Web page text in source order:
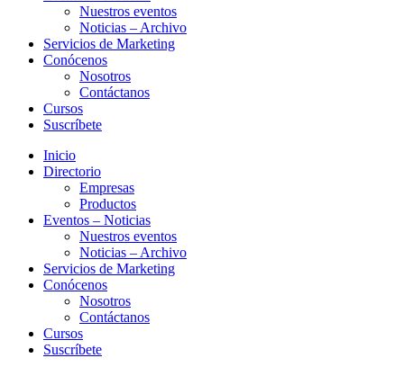
Nuestros eventos
Noticias – Archivo
Servicios de Marketing
Conócenos
Nosotros
Contáctanos
Cursos
Suscríbete
Inicio
Directorio
Empresas
Productos
Eventos – Noticias
Nuestros eventos
Noticias – Archivo
Servicios de Marketing
Conócenos
Nosotros
Contáctanos
Cursos
Suscríbete